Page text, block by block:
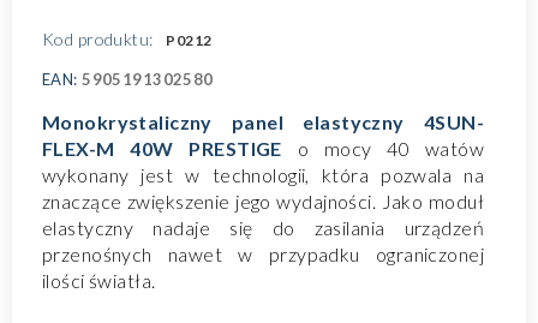
Kod produktu: P0212
EAN: 5905191302580
Monokrystaliczny panel elastyczny 4SUN-
FLEX-M 40W PRESTIGE o mocy 40 watów
wykonany jest w technologii, która pozwala na
znaczące zwiększenie jego wydajności. Jako moduł
elastyczny nadaje się do zasilania urządzeń
przenośnych nawet w przypadku ograniczonej
ilości światła.